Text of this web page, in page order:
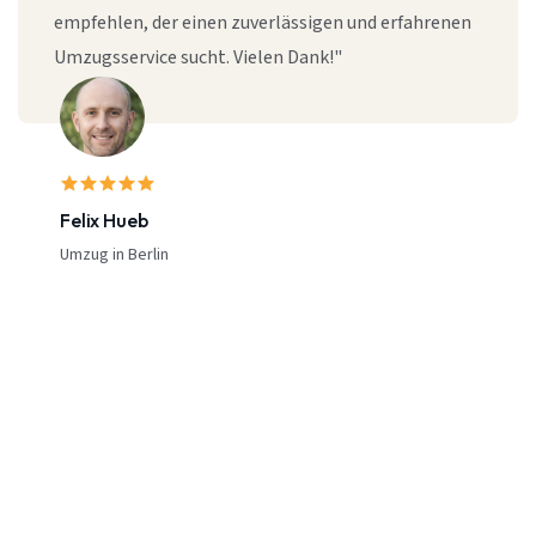
Felix Hueb
Umzug in Berlin
empfehlen, der einen zuverlässigen und erfahrenen
Umzugsservice sucht. Vielen Dank!"